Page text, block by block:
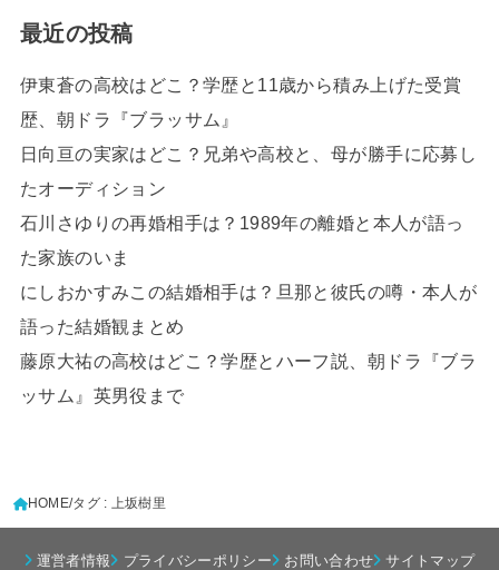
最近の投稿
伊東蒼の高校はどこ？学歴と11歳から積み上げた受賞
歴、朝ドラ『ブラッサム』
日向亘の実家はどこ？兄弟や高校と、母が勝手に応募し
たオーディション
石川さゆりの再婚相手は？1989年の離婚と本人が語っ
た家族のいま
にしおかすみこの結婚相手は？旦那と彼氏の噂・本人が
語った結婚観まとめ
藤原大祐の高校はどこ？学歴とハーフ説、朝ドラ『ブラ
ッサム』英男役まで
HOME タグ : 上坂樹里
運営者情報 プライバシーポリシー お問い合わせ サイトマップ